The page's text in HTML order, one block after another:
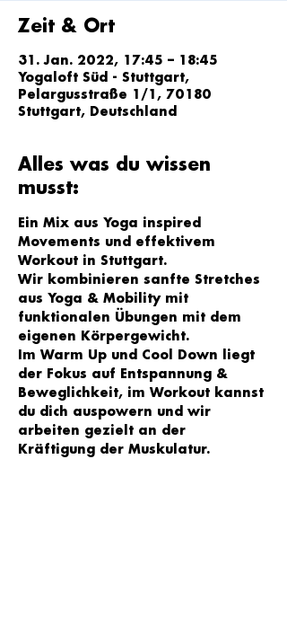
Zeit & Ort
31. Jan. 2022, 17:45 – 18:45
Yogaloft Süd - Stuttgart,
Pelargusstraße 1/1, 70180
Stuttgart, Deutschland
Alles was du wissen
musst:
Ein Mix aus Yoga inspired
Movements und effektivem
Workout in Stuttgart.
Wir kombinieren sanfte Stretches
aus Yoga & Mobility mit
funktionalen Übungen mit dem
eigenen Körpergewicht.
Im Warm Up und Cool Down liegt
der Fokus auf Entspannung &
Beweglichkeit, im Workout kannst
du dich auspowern und wir
arbeiten gezielt an der
Kräftigung der Muskulatur.